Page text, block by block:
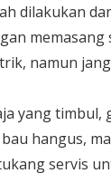
dilakukan
namun
yang
hangus,
servis